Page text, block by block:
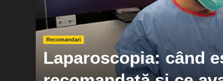
Recomandari
Laparoscopia: când